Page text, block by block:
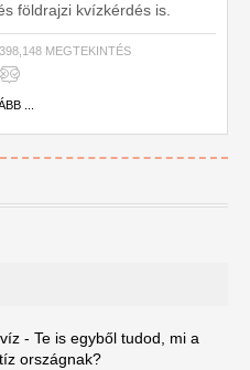
földrajzi kvízkérdés is.
MEGTEKINTÉS
...
- Te is egyből tudod, mi a
országnak?